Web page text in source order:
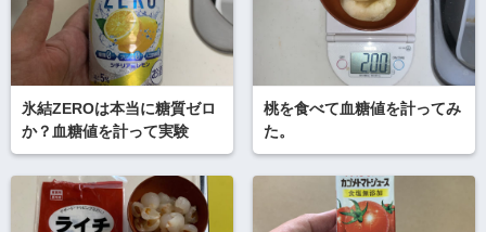
氷結ZEROは本当に糖質ゼロ
か？血糖値を計って実験
桃を食べて血糖値を計ってみ
た。